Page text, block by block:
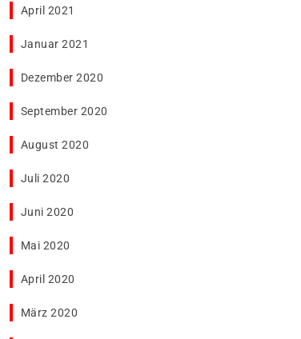
April 2021
Januar 2021
Dezember 2020
September 2020
August 2020
Juli 2020
Juni 2020
Mai 2020
April 2020
März 2020